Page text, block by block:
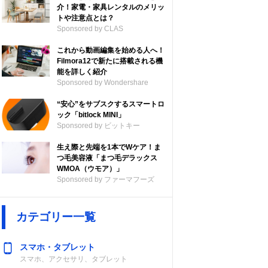
介！家電・家具レンタルのメリッ
トや注意点とは？
Sponsored by CLAS
これから動画編集を始める人へ！
Filmora12で新たに搭載される機
能を詳しく紹介
Sponsored by Wondershare
“安心”をサブスクするスマートロ
ック「bitlock MINI」
Sponsored by ビットキー
生え際と先端を1本でWケア！ま
つ毛美容液「まつ毛デラックス
WMOA（ウモア）」
Sponsored by ファーマフーズ
カテゴリー一覧
スマホ・タブレット
スマホ、アクセサリ、タブレット